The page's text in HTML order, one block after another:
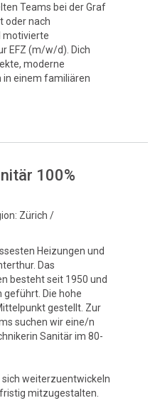
Teams bei der Graf
oder nach
motivierte
EFZ (m/w/d). Dich
moderne
in einem familiären
100%
Zürich /
Heizungen und
Das
besteht seit 1950 und
geführt. Die hohe
gestellt. Zur
suchen wir eine/n
Sanitär im 80-
sich weiterzuentwickeln
mitzugestalten.